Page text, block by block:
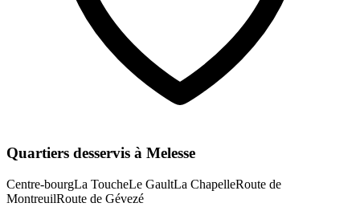
Quartiers desservis à Melesse
Centre-bourgLa ToucheLe GaultLa ChapelleRoute de
MontreuilRoute de Gévezé